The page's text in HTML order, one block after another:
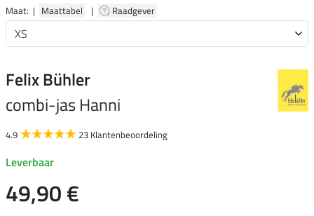
Maat: | Maattabel | Raadgever
Felix Bühler
combi-jas Hanni
4.9 23 Klantenbeoordeling
Leverbaar
49,90 €